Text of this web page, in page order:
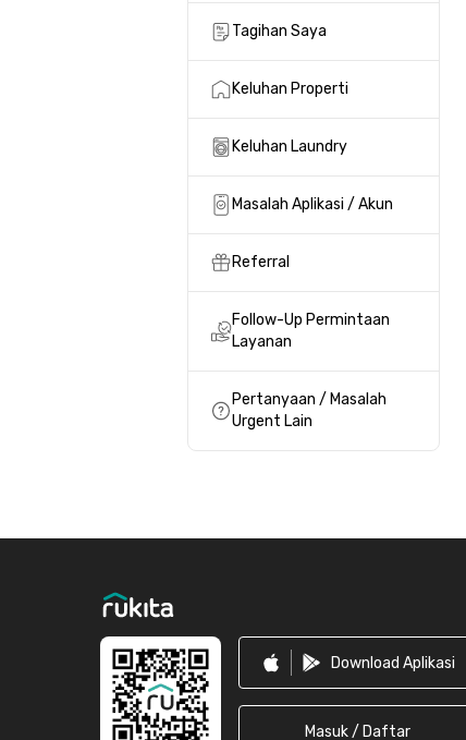
Tagihan Saya
Keluhan Properti
Keluhan Laundry
Masalah Aplikasi / Akun
Referral
Follow-Up Permintaan
Layanan
Pertanyaan / Masalah
Urgent Lain
Download Aplikasi
Masuk / Daftar